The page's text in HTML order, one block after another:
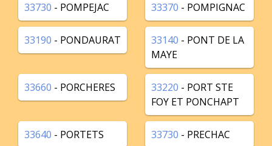
33730 - POMPEJAC 33370 - POMPIGNAC
33190 - PONDAURAT 33140 - PONT DE LA
MAYE
33660 - PORCHERES 33220 - PORT STE
FOY ET PONCHAPT
33640 - PORTETS 33730 - PRECHAC